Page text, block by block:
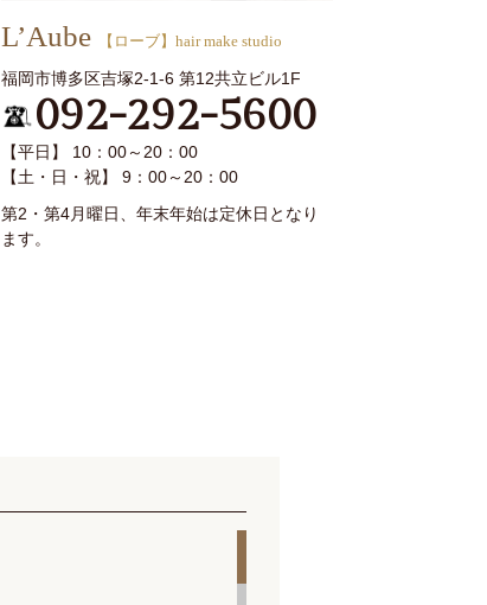
L’Aube 【ローブ】hair make studio
福岡市博多区吉塚2-1-6 第12共立ビル1F
092-292-5600
【平日】 10：00～20：00
【土・日・祝】 9：00～20：00
第2・第4月曜日、年末年始は定休日となり
ます。